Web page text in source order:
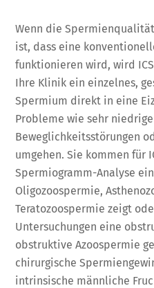
Wenn die
ist, dass eine
funktionieren wird, wird
Ihre Klinik ein einzelnes,
Spermium direkt in eine
Probleme wie sehr
Beweglichkeitsstörungen
umgehen. Sie kommen für
Spermiogramm-Analyse
Oligozoospermie,
Teratozoospermie zeigt
Untersuchungen eine
obstruktive Azoospermie
chirurgische
intrinsische männliche